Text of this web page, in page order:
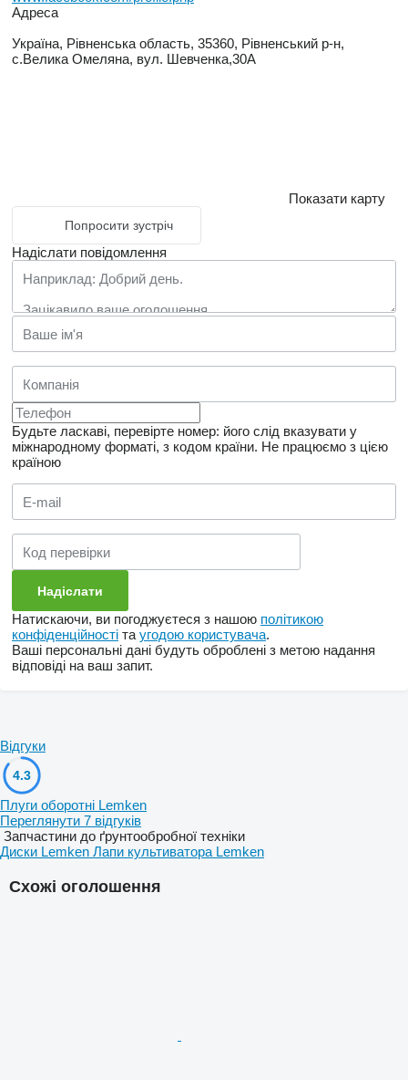
Адреса
Україна, Рівненська область, 35360, Рівненський р-н,
с.Велика Омеляна, вул. Шевченка,30А
Показати карту
Попросити зустріч
Надіслати повідомлення
Будьте ласкаві, перевірте номер: його слід вказувати у
міжнародному форматі, з кодом країни. Не працюємо з цією
країною
Натискаючи, ви погоджуєтеся з нашою політикою
конфіденційності та угодою користувача.
Ваші персональні дані будуть оброблені з метою надання
відповіді на ваш запит.
Схожі оголошення
Відгуки
4.3
Плуги оборотні Lemken
Переглянути 7 відгуків
Запчастини до ґрунтообробної техніки
Диски Lemken Лапи культиватора Lemken